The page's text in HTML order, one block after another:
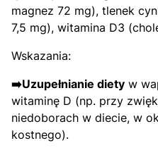
magnez 72 mg), tlenek
7,5 mg), witamina D3
Wskazania:
➡️Uzupełnianie diety w
witaminę D (np. przy
niedoborach w diecie, w
kostnego).